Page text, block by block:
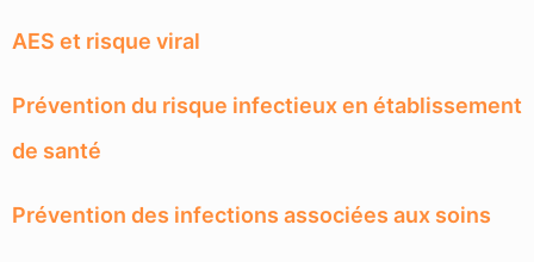
AES et risque viral
Prévention du risque infectieux en établissement
de santé
Prévention des infections associées aux soins